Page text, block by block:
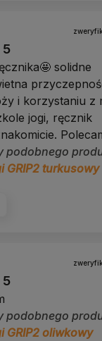
5
solidne
i korzystaniu z
jogi, ręcznik
podobnego
GRIP2 turkusowy
5
podobnego
GRIP2 oliwkowy